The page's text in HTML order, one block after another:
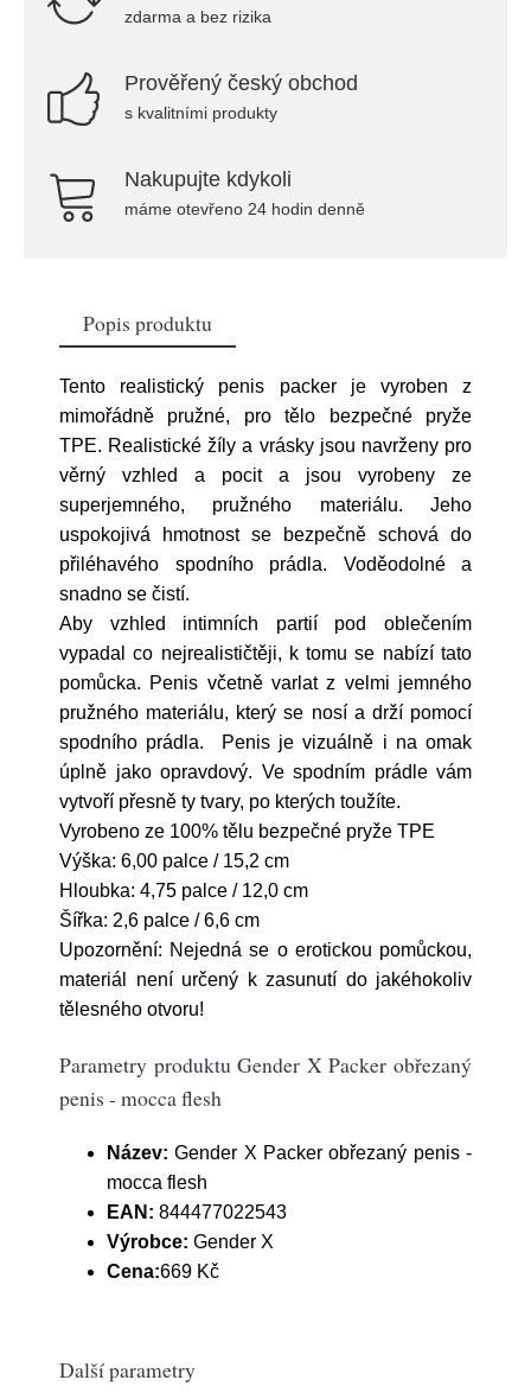
zdarma a bez rizika
Prověřený český obchod
s kvalitními produkty
Nakupujte kdykoli
máme otevřeno 24 hodin denně
Popis produktu
Tento realistický penis packer je vyroben z
mimořádně pružné, pro tělo bezpečné pryže
TPE. Realistické žíly a vrásky jsou navrženy pro
věrný vzhled a pocit a jsou vyrobeny ze
superjemného, pružného materiálu. Jeho
uspokojivá hmotnost se bezpečně schová do
přiléhavého spodního prádla. Voděodolné a
snadno se čistí.
Aby vzhled intimních partií pod oblečením
vypadal co nejrealističtěji, k tomu se nabízí tato
pomůcka. Penis včetně varlat z velmi jemného
pružného materiálu, který se nosí a drží pomocí
spodního prádla. Penis je vizuálně i na omak
úplně jako opravdový. Ve spodním prádle vám
vytvoří přesně ty tvary, po kterých toužíte.
Vyrobeno ze 100% tělu bezpečné pryže TPE
Výška: 6,00 palce / 15,2 cm
Hloubka: 4,75 palce / 12,0 cm
Šířka: 2,6 palce / 6,6 cm
Upozornění: Nejedná se o erotickou pomůckou,
materiál není určený k zasunutí do jakéhokoliv
tělesného otvoru!
Parametry produktu Gender X Packer obřezaný
penis - mocca flesh
Název: Gender X Packer obřezaný penis -
mocca flesh
EAN: 844477022543
Výrobce: Gender X
Cena:669 Kč
Další parametry